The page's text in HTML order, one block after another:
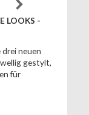
LOOKS -
neuen
gestylt,
für